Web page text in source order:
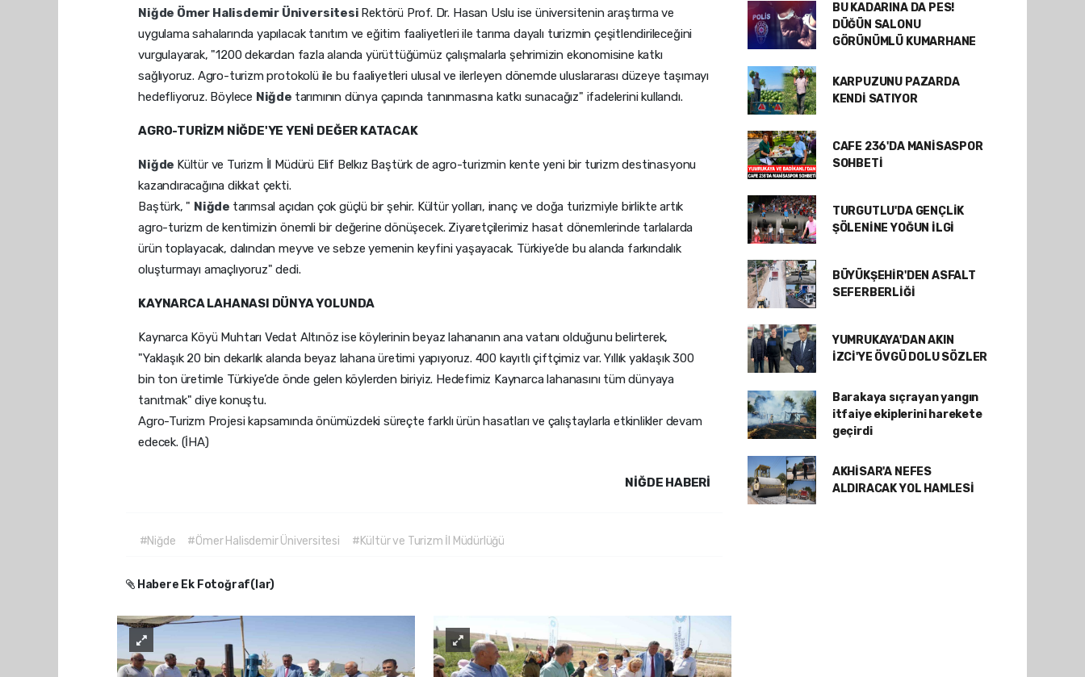
Niğde Ömer Halisdemir Üniversitesi Rektörü Prof. Dr. Hasan Uslu ise üniversitenin araştırma ve
uygulama sahalarında yapılacak tanıtım ve eğitim faaliyetleri ile tarıma dayalı turizmin çeşitlendirileceğini
vurgulayarak, "1200 dekardan fazla alanda yürüttüğümüz çalışmalarla şehrimizin ekonomisine katkı
sağlıyoruz. Agro-turizm protokolü ile bu faaliyetleri ulusal ve ilerleyen dönemde uluslararası düzeye taşımayı
hedefliyoruz. Böylece Niğde tarımının dünya çapında tanınmasına katkı sunacağız" ifadelerini kullandı.
AGRO-TURİZM NİĞDE'YE YENİ DEĞER KATACAK
Niğde Kültür ve Turizm İl Müdürü Elif Belkız Baştürk de agro-turizmin kente yeni bir turizm destinasyonu
kazandıracağına dikkat çekti.
Baştürk, " Niğde tarımsal açıdan çok güçlü bir şehir. Kültür yolları, inanç ve doğa turizmiyle birlikte artık
agro-turizm de kentimizin önemli bir değerine dönüşecek. Ziyaretçilerimiz hasat dönemlerinde tarlalarda
ürün toplayacak, dalından meyve ve sebze yemenin keyfini yaşayacak. Türkiye’de bu alanda farkındalık
oluşturmayı amaçlıyoruz" dedi.
KAYNARCA LAHANASI DÜNYA YOLUNDA
Kaynarca Köyü Muhtarı Vedat Altınöz ise köylerinin beyaz lahananın ana vatanı olduğunu belirterek,
"Yaklaşık 20 bin dekarlık alanda beyaz lahana üretimi yapıyoruz. 400 kayıtlı çiftçimiz var. Yıllık yaklaşık 300
bin ton üretimle Türkiye’de önde gelen köylerden biriyiz. Hedefimiz Kaynarca lahanasını tüm dünyaya
tanıtmak" diye konuştu.
Agro-Turizm Projesi kapsamında önümüzdeki süreçte farklı ürün hasatları ve çalıştaylarla etkinlikler devam
edecek. (İHA)
NIĞDE HABERİ
#Niğde #Ömer Halisdemir Üniversitesi #Kültür ve Turizm İl Müdürlüğü
Habere Ek Fotoğraf(lar)
BU KADARINA DA PES!
DÜĞÜN SALONU
GÖRÜNÜMLÜ KUMARHANE
KARPUZUNU PAZARDA
KENDİ SATIYOR
CAFE 236'DA MANİSASPOR
SOHBETİ
TURGUTLU'DA GENÇLİK
ŞÖLENİNE YOĞUN İLGİ
BÜYÜKŞEHİR'DEN ASFALT
SEFERBERLİĞİ
YUMRUKAYA'DAN AKIN
İZCİ'YE ÖVGÜ DOLU SÖZLER
Barakaya sıçrayan yangın
itfaiye ekiplerini harekete
geçirdi
AKHİSAR'A NEFES
ALDIRACAK YOL HAMLESİ